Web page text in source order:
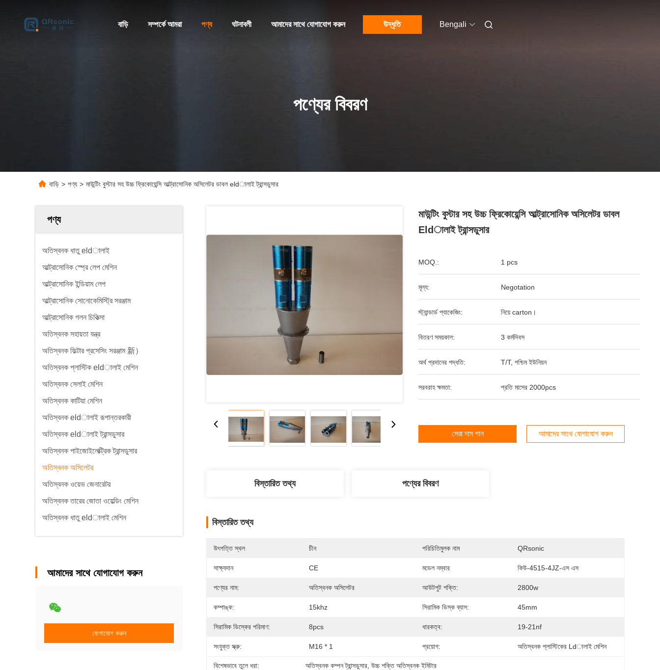
বাড়ি সম্পর্কে আমরা পণ্য ঘটনাবলী আমাদের সাথে যোগাযোগ করুন উদ্ধৃতি Bengali
পণ্যের বিবরণ
বাড়ি > পণ্য > মাউন্টিং বুস্টার সহ উচ্চ ফ্রিকোয়েন্সি আল্ট্রাসোনিক অসিলেটর ডাবল eldালাই ট্রান্সডুসার
পণ্য
অতিস্বনক ধাতু eldালাই
আল্ট্রাসোনিক স্প্রে লেপ মেশিন
আল্ট্রাসোনিক ইন্ডিয়াম লেপ
আল্ট্রাসোনিক সোনোকেমিস্ট্রি সরঞ্জাম
আল্ট্রাসোনিক গলন চিকিত্সা
অতিস্বনক সহায়তা যন্ত্র
অতিস্বনক ফিল্টার প্রসেসিং সরঞ্জাম 新）
অতিস্বনক প্লাস্টিক eldালাই মেশিন
অতিস্বনক সেলাই মেশিন
অতিস্বনক কাটিয়া মেশিন
অতিস্বনক eldালাই রূপান্তরকারী
অতিস্বনক eldালাই ট্রান্সডুসার
অতিস্বনক পাইজোইলেক্ট্রিক ট্রান্সডুসার
অতিস্বনক অসিলেটর
অতিস্বনক ওয়েভ জেনারেটর
অতিস্বনক তারের জোতা ওয়েল্ডিং মেশিন
অতিস্বনক ধাতু eldালাই মেশিন
আমাদের সাথে যোগাযোগ করুন
যোগাযোগ করুন
মাউন্টিং বুস্টার সহ উচ্চ ফ্রিকোয়েন্সি আল্ট্রাসোনিক অসিলেটর ডাবল
Eldালাই ট্রান্সডুসার
MOQ.: 1 pcs
মূল্য: Negotation
স্ট্যান্ডার্ড প্যাকেজিং: নিয়ে carton।
বিতরণ সময়কাল: 3 কর্মদিবস
অর্থ প্রদানের পদ্ধতি: T/T, পশ্চিম ইউনিয়ন
সরবরাহ ক্ষমতা: প্রতি মাসের 2000pcs
সেরা দাম পান আমাদের সাথে যোগাযোগ করুন
বিস্তারিত তথ্য পণ্যের বিবরণ
বিস্তারিত তথ্য
উৎপত্তি স্থল চীন পরিচিতিমুলক নাম QRsonic
সাক্ষ্যদান CE মডেল নম্বার কিউ-4515-4JZ-এস এস
পণ্যের নাম: অতিস্বনক অসিলেটর আউটপুট শক্তি: 2800w
কম্পাঙ্ক: 15khz সিরামিক ডিস্ক ব্যাস: 45mm
সিরামিক ডিস্কের পরিমাণ: 8pcs ধারকত্ব: 19-21nf
সংযুক্ত স্ক্রু: M16 * 1 প্রয়োগ: অতিস্বনক প্লাস্টিকের Ldালাই মেশিন
বিশেষভাবে তুলে ধরা: অতিস্বনক কম্পন ট্রান্সডুসার , উচ্চ শক্তি অতিস্বনক ইমিটার